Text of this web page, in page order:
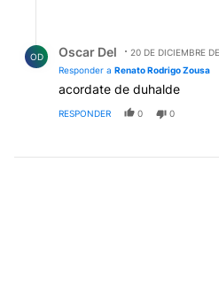
OD Oscar Del
20 DE DICIEMBRE
Responder a Renato Rodrigo Zousa
acordate de duhalde
RESPONDER 0 0